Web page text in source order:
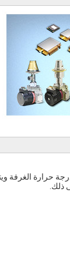
حرارة الغرفة
ذلك.